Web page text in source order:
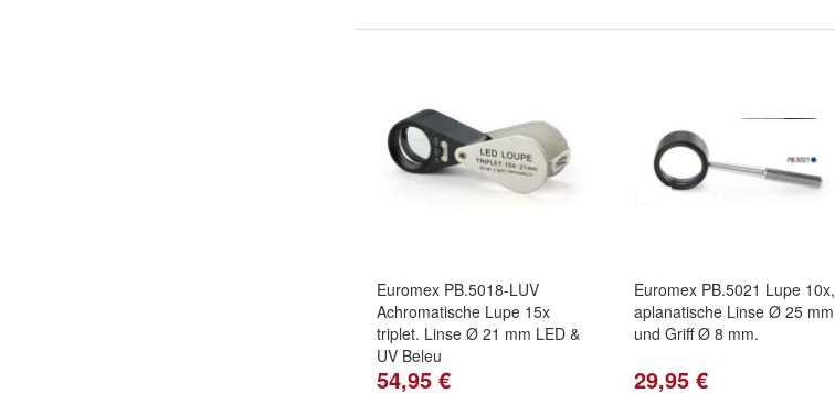
Euromex PB.5018-LUV
Achromatische Lupe 15x
triplet. Linse Ø 21 mm LED &
UV Beleu
54,95 €
Euromex PB.5021 Lupe 10x,
aplanatische Linse Ø 25 mm
und Griff Ø 8 mm.
29,95 €